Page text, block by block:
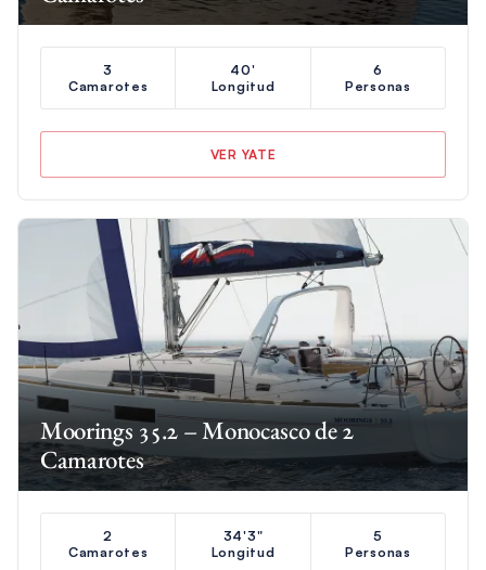
3
Camarotes
40'
Longitud
6
Personas
VER YATE
Moorings 35.2 – Monocasco de 2
Camarotes
2
Camarotes
34'3"
Longitud
5
Personas